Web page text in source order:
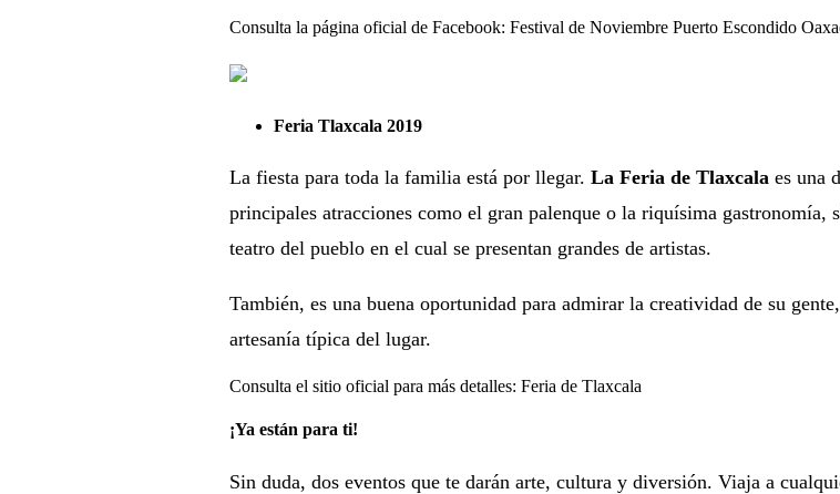
Consulta la página oficial de Facebook: Festival de Noviembre Puerto Escondido
Feria Tlaxcala 2019
La fiesta para toda la familia está por llegar.La Feria de Tlaxcala es una
principales atracciones como el gran palenque o la riquísima
teatro del pueblo en el cual se presentan grandes de artistas.
También, es una buena oportunidad para admirar la creatividad de su
artesanía típica del lugar.
Consulta el sitio oficial para más detalles: Feria de Tlaxcala
¡Ya están para ti!
Sin duda, dos eventos que te darán arte, cultura y diversión. Viaja a